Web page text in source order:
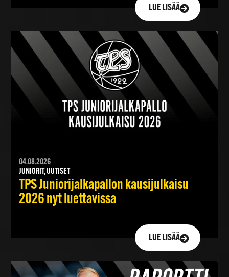
LUE LISÄÄ
04.08.2026
JUNIORIT, UUTISET
TPS Juniorijalkapallon kausijulkaisu
2026 nyt luettavissa
LUE LISÄÄ